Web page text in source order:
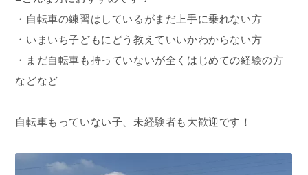
・自転車の練習はしているがまだ上手に乗れない方
・いまいち子どもにどう教えていいかわからない方
・まだ自転車も持っていないが全くはじめての経験の方
などなど
自転車もっていない子、未経験者も大歓迎です！